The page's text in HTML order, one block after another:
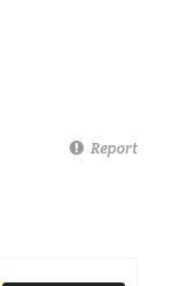
Report